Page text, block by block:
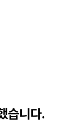
습니다.